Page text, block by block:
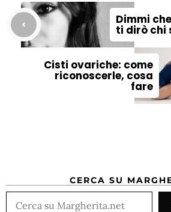
Dimmi
ti dirò chi
Cisti ovariche: come
riconoscerle, cosa
fare
CERCA SU